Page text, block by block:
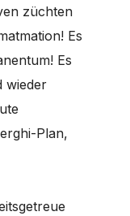
züchten
Es
Es
wieder
Plan,